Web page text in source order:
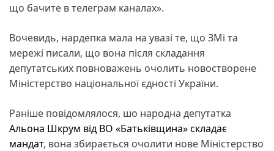
що бачите в телеграм каналах».
Вочевидь, нардепка мала на увазі те, що ЗМі та
мережі писали, що вона після складання
депутатських повноважень очолить новостворене
Міністерство національної єдності України.
Раніше повідомлялося, шо народна депутатка
Альона Шкрум від ВО «Батьківщина» складає
мандат, вона збирається очолити нове Міністерство